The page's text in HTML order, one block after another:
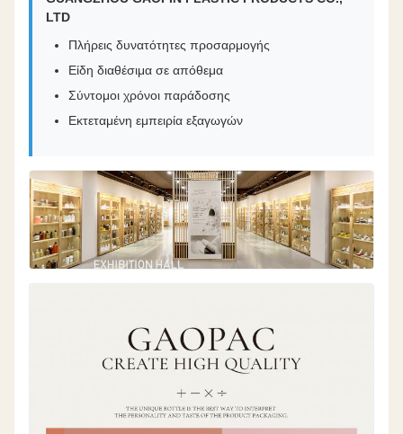
LTD
Πλήρεις δυνατότητες προσαρμογής
Είδη διαθέσιμα σε απόθεμα
Σύντομοι χρόνοι παράδοσης
Εκτεταμένη εμπειρία εξαγωγών